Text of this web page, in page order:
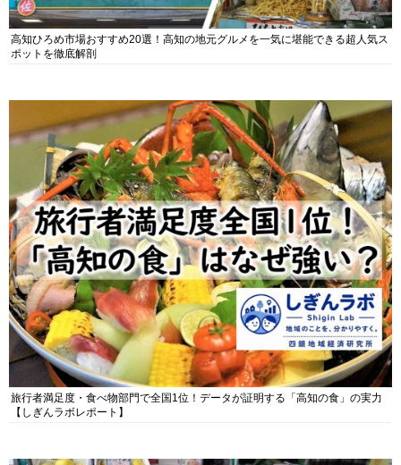
高知ひろめ市場おすすめ20選！高知の地元グルメを一気に堪能できる超人気ス
ポットを徹底解剖
旅行者満足度・食べ物部門で全国1位！データが証明する「高知の食」の実力
【しぎんラボレポート】